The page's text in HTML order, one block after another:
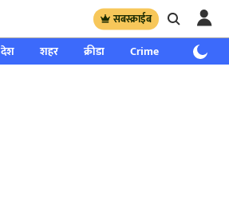
सबस्क्राईब
देश शहर क्रीडा Crime साप्ताहिक